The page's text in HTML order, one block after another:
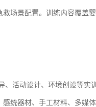
场景配置。训练内容覆盖
、活动设计、环境创设等
统器材、手工材料、多媒